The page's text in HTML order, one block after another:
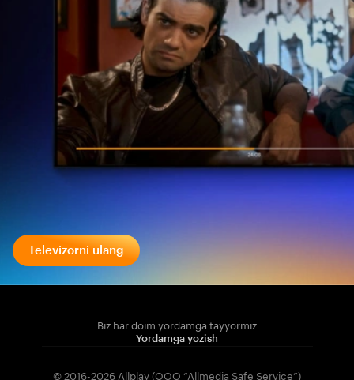
Televizorni ulang
Biz har doim yordamga tayyormiz
Yordamga yozish
© 2016-2026 Allplay (OOO “Allmedia Safe Service”)